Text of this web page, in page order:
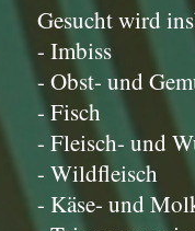
Gesucht wird
- Imbiss
- Obst- und
- Fisch
- Fleisch- und
- Wildfleisch
- Käse- und